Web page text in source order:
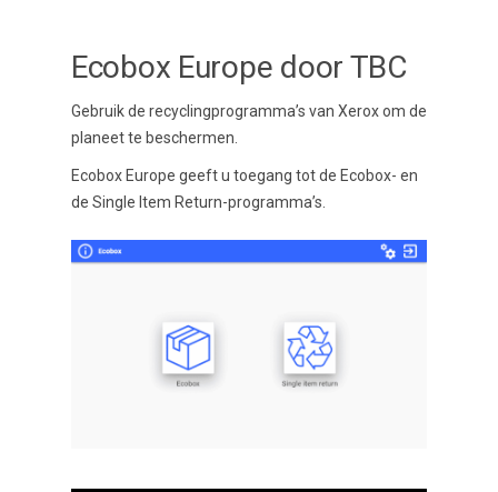
Ecobox Europe door TBC
Gebruik de recyclingprogramma’s van Xerox om de
planeet te beschermen.
Ecobox Europe geeft u toegang tot de Ecobox- en
de Single Item Return-programma’s.